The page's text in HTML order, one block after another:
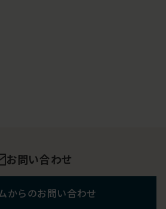
お問い合わせ
からのお問い合わせ